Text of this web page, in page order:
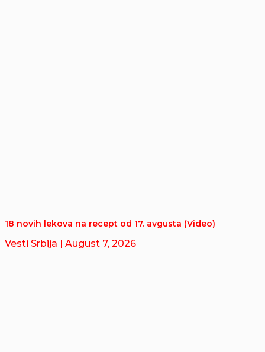
18 novih lekova na recept od 17. avgusta (Video)
Vesti Srbija | August 7, 2026